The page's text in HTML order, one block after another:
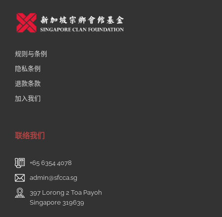
规则与条例
隐私条例
退款条款
加入我们
联络我们
+65 6354 4078
admin@sfcca.sg
397 Lorong 2 Toa Payoh
Singapore 319639